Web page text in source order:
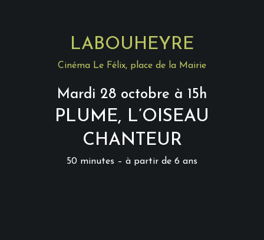
LABOUHEYRE
Cinéma Le Félix, place de la Mairie
Mardi 28 octobre à 15h
PLUME, L’OISEAU
CHANTEUR
50 minutes – à partir de 6 ans